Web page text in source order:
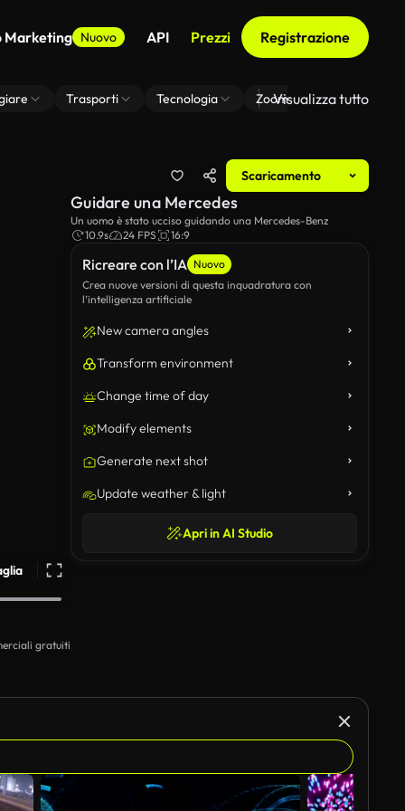
Marketing Nuovo API Prezzi Registrazione
Trasporti Tecnologia Zoom Di Sfondo Virtuale
Visualizza tutto
Scaricamento
gratuiti
Ricreare con l’IA Nuovo
Crea nuove versioni di questa inquadratura con
l’intelligenza artificiale
New camera angles
Transform environment
Change time of day
Modify elements
Generate next shot
Update weather & light
Apri in AI Studio
Guidare una Mercedes
Un uomo è stato ucciso guidando una Mercedes-Benz
10.9s
24 FPS 16:9